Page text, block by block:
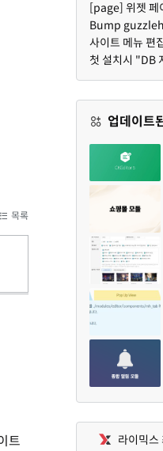
목록
트
사이트 메뉴 편
첫 설치시 "DB
업데이트
라이믹스